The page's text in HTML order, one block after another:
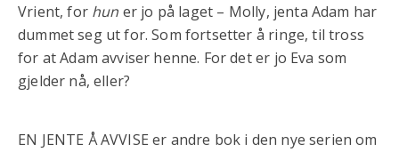
Vrient, for hun er jo på laget – Molly, jenta Adam har
dummet seg ut for. Som fortsetter å ringe, til tross
for at Adam avviser henne. For det er jo Eva som
gjelder nå, eller?
EN JENTE Å AVVISE er andre bok i den nye serien om